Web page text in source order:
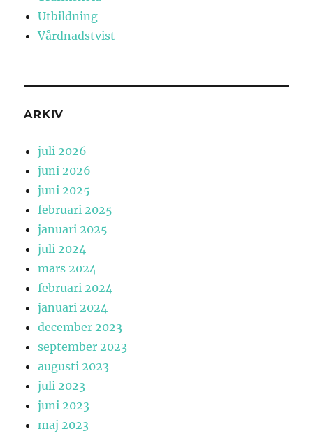
Utbildning
Vårdnadstvist
ARKIV
juli 2026
juni 2026
juni 2025
februari 2025
januari 2025
juli 2024
mars 2024
februari 2024
januari 2024
december 2023
september 2023
augusti 2023
juli 2023
juni 2023
maj 2023